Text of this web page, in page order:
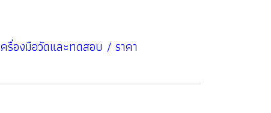
รื่องมือวัดและทดสอบ / ราคา